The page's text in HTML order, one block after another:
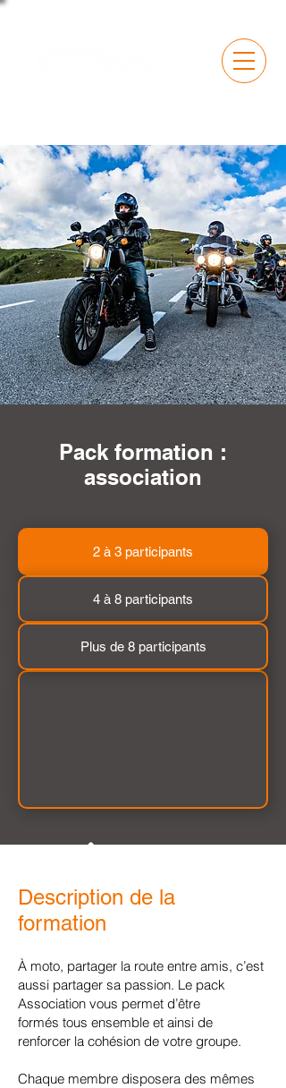
Pack formation :
association
2 à 3 participants
4 à 8 participants
Plus de 8 participants
06 59 16 00 96
Description de la
formation
À moto, partager la route entre amis, c’est
aussi partager sa passion. Le pack
Association vous permet d’être
formés tous ensemble et ainsi de
renforcer la cohésion de votre groupe.
Chaque membre disposera des mêmes